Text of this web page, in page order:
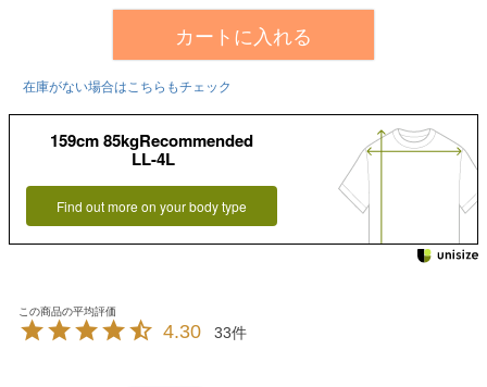
カートに入れる
在庫がない場合はこちらもチェック
159cm 85kgRecommended
LL-4L
Find out more on your body type
4.30 33